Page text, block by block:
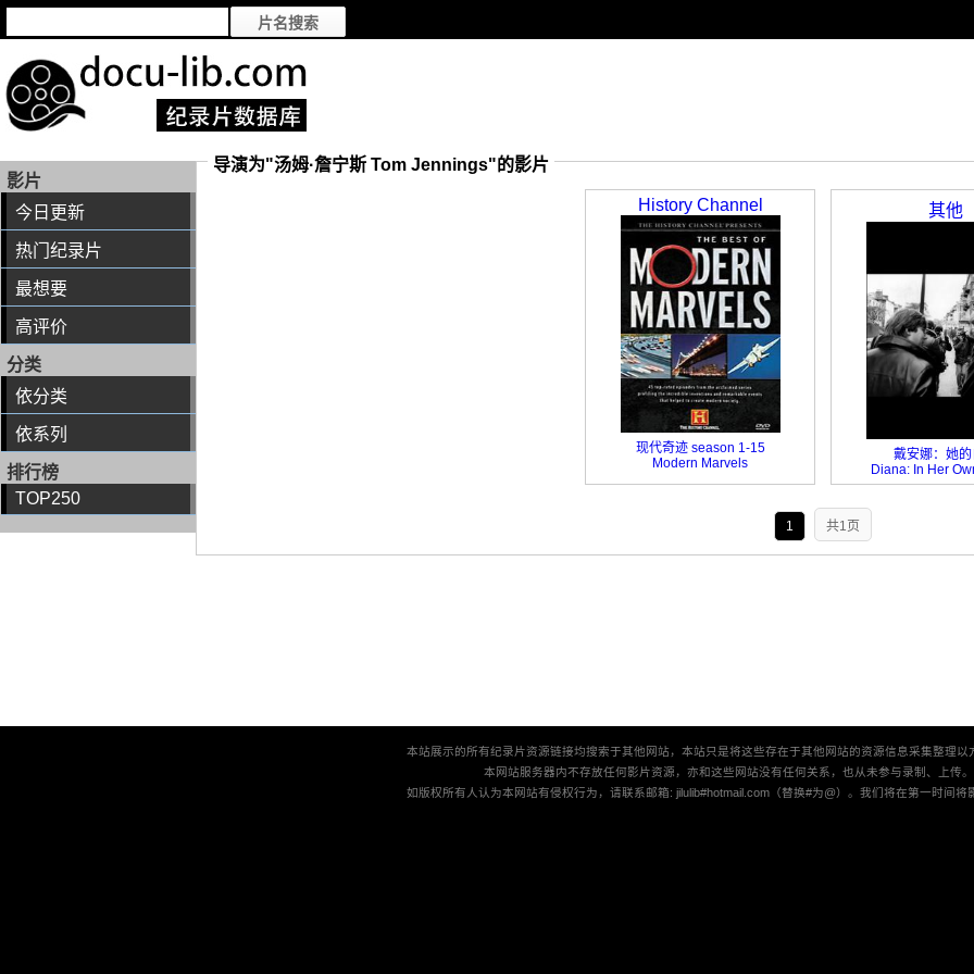
影片
今日更新
热门纪录片
最想要
高评价
分类
依分类
依系列
排行榜
TOP250
导演为"汤姆·詹宁斯 Tom Jennings"的影片
History Channel
现代奇迹 season 1-15
Modern Marvels
其他
戴安娜：她
Diana: In Her
1 共1页
本站展示的所有纪录片资源链接均搜索于其他网站，本站只是将这些存在于其他网站的资源信息采集整理以
本网站服务器内不存放任何影片资源，亦和这些网站没有任何关系，也从未参与录制、上传。
如版权所有人认为本网站有侵权行为，请联系邮箱: jilulib#hotmail.com（替换#为@）。我们将在第一时间将